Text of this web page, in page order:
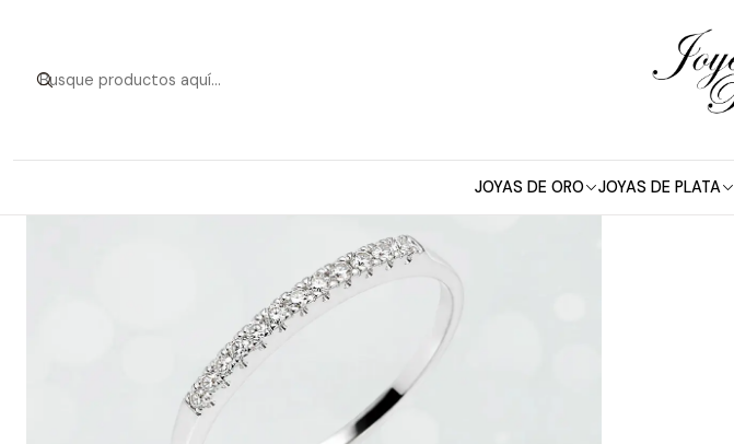
JOYAS DE ORO JOYAS DE PLATA